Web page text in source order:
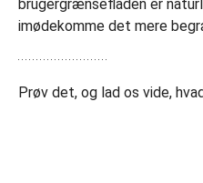
brugergrænsefladen er
imødekomme det mere
Prøv det, og lad os vide,